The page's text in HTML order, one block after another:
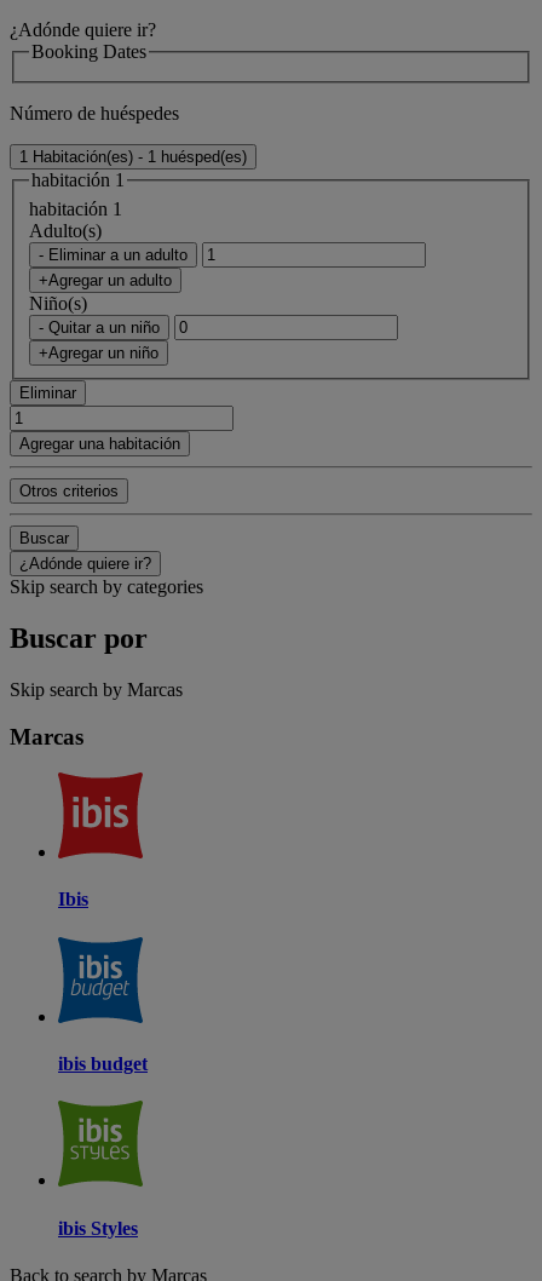
¿Adónde quiere ir?
Booking Dates
Número de huéspedes
1 Habitación(es) - 1 huésped(es)
habitación 1
habitación 1
Adulto(s)
- Eliminar a un adulto
+Agregar un adulto
Niño(s)
- Quitar a un niño
+Agregar un niño
Eliminar
Agregar una habitación
Otros criterios
Buscar
¿Adónde quiere ir?
Skip search by categories
Buscar por
Skip search by Marcas
Marcas
Ibis
ibis budget
ibis Styles
Back to search by Marcas